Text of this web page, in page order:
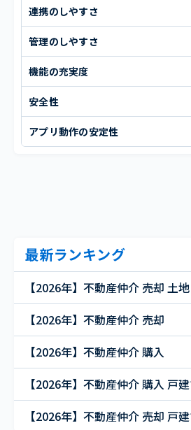
連携のしやすさ
管理のしやすさ
機能の充実度
安全性
アプリ動作の安定性
最新ランキング
【2026年】不動産仲介 売却 土地
【2026年】不動産仲介 売却
【2026年】不動産仲介 購入
【2026年】不動産仲介 購入 戸
【2026年】不動産仲介 売却 戸